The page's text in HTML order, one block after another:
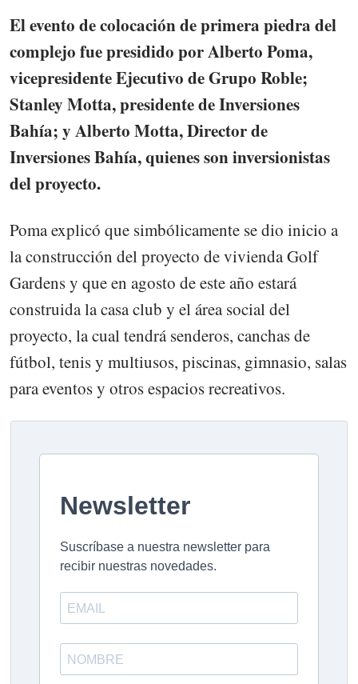
El evento de colocación de primera piedra del
complejo fue presidido por Alberto Poma,
vicepresidente Ejecutivo de Grupo Roble;
Stanley Motta, presidente de Inversiones
Bahía; y Alberto Motta, Director de
Inversiones Bahía, quienes son inversionistas
del proyecto.
Poma explicó que simbólicamente se dio inicio a
la construcción del proyecto de vivienda Golf
Gardens y que en agosto de este año estará
construida la casa club y el área social del
proyecto, la cual tendrá senderos, canchas de
fútbol, tenis y multiusos, piscinas, gimnasio, salas
para eventos y otros espacios recreativos.